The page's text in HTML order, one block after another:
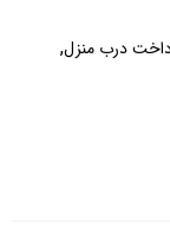
درب منزل,